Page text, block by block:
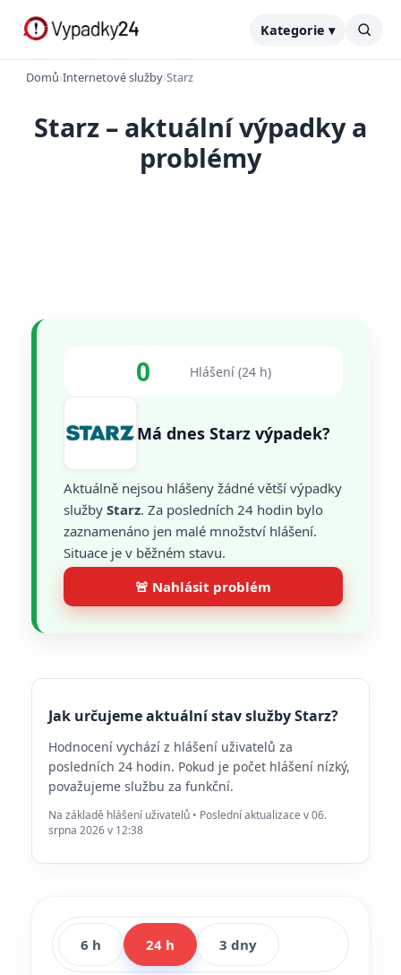
Kategorie ▾
Domů›Internetové služby›Starz
Starz – aktuální výpadky a
problémy
0 Hlášení (24 h)
Má dnes Starz výpadek?
Aktuálně nejsou hlášeny žádné větší výpadky
služby Starz. Za posledních 24 hodin bylo
zaznamenáno jen malé množství hlášení.
Situace je v běžném stavu.
🚨 Nahlásit problém
Jak určujeme aktuální stav služby Starz?
Hodnocení vychází z hlášení uživatelů za
posledních 24 hodin. Pokud je počet hlášení nízký,
považujeme službu za funkční.
Na základě hlášení uživatelů • Poslední aktualizace v 06.
srpna 2026 v 12:38
6 h 24 h 3 dny